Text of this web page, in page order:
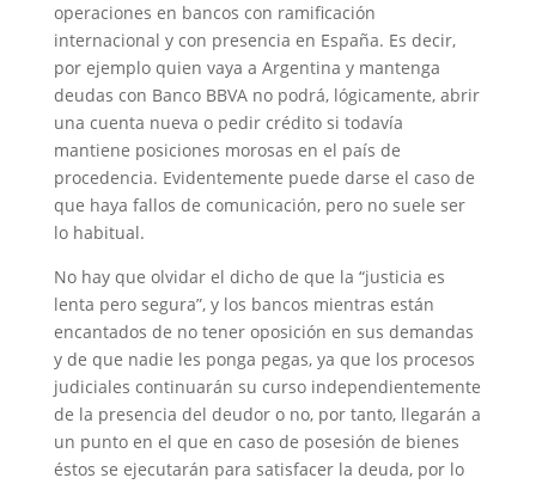
operaciones en bancos con ramificación
internacional y con presencia en España. Es decir,
por ejemplo quien vaya a Argentina y mantenga
deudas con Banco BBVA no podrá, lógicamente, abrir
una cuenta nueva o pedir crédito si todavía
mantiene posiciones morosas en el país de
procedencia. Evidentemente puede darse el caso de
que haya fallos de comunicación, pero no suele ser
lo habitual.
No hay que olvidar el dicho de que la “justicia es
lenta pero segura”, y los bancos mientras están
encantados de no tener oposición en sus demandas
y de que nadie les ponga pegas, ya que los procesos
judiciales continuarán su curso independientemente
de la presencia del deudor o no, por tanto, llegarán a
un punto en el que en caso de posesión de bienes
éstos se ejecutarán para satisfacer la deuda, por lo